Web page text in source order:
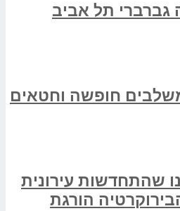
גברברי תל אביב
חופשה וחטאים
שהתחדשות עירונית
הורגת